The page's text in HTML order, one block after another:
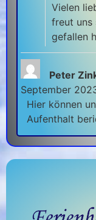
Vielen
freut uns
gefallen
Peter
September
Hier können
Aufenthalt